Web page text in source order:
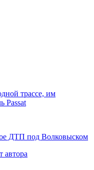
трассе, им
Passat
ДТП под Волковыском
автора